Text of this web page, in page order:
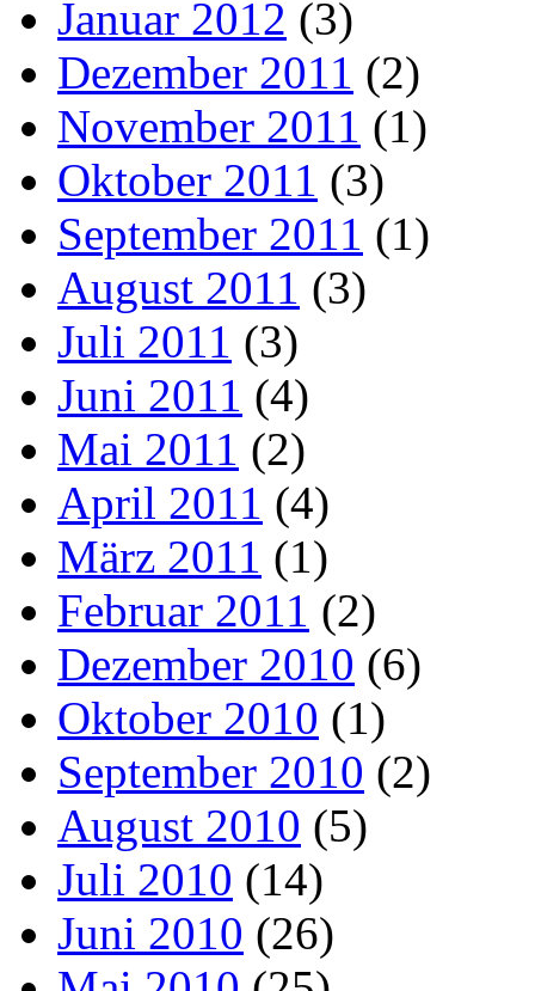
Januar 2012 (3)
Dezember 2011 (2)
November 2011 (1)
Oktober 2011 (3)
September 2011 (1)
August 2011 (3)
Juli 2011 (3)
Juni 2011 (4)
Mai 2011 (2)
April 2011 (4)
März 2011 (1)
Februar 2011 (2)
Dezember 2010 (6)
Oktober 2010 (1)
September 2010 (2)
August 2010 (5)
Juli 2010 (14)
Juni 2010 (26)